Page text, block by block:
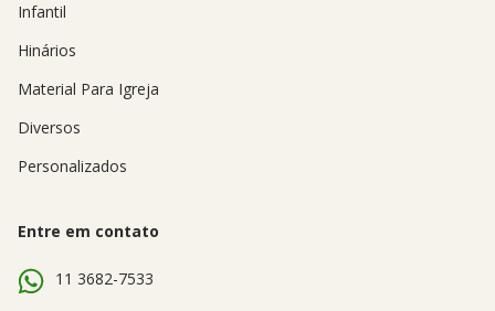
Infantil
Hinários
Material Para Igreja
Diversos
Personalizados
Entre em contato
11 3682-7533